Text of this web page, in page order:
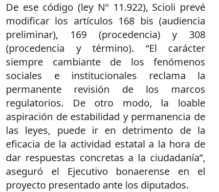
De ese código (ley Nº 11.922), Scioli prevé
modificar los artículos 168 bis (audiencia
preliminar), 169 (procedencia) y 308
(procedencia y término). “El carácter
siempre cambiante de los fenómenos
sociales e institucionales reclama la
permanente revisión de los marcos
regulatorios. De otro modo, la loable
aspiración de estabilidad y permanencia de
las leyes, puede ir en detrimento de la
eficacia de la actividad estatal a la hora de
dar respuestas concretas a la ciudadanía”,
aseguró el Ejecutivo bonaerense en el
proyecto presentado ante los diputados.